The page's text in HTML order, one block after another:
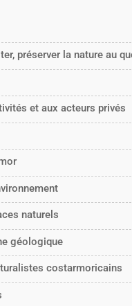
préserver la nature au
et aux acteurs privés
naturels
géologique
costarmoricains